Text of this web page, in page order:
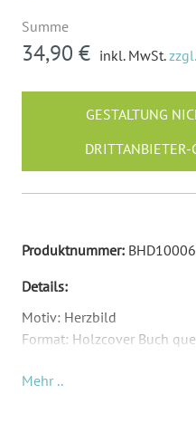
Summe
34,90 € inkl. MwSt.
GESTALTUNG
Produktnummer:
Details:
Motiv: Herzbild
Format: Holzcover Buch
Inkl. Druck Ihrer Inhalte
Mehr ..